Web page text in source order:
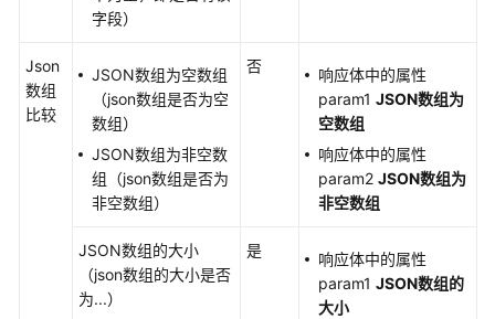
化
用
中
脚
本
鉴
权
字段）
Json
数组
比较
JSON数组为空数组
（json数组是否为空
数组）
JSON数组为非空数
组（json数组是否为
非空数组）
否
响应体中的属性
param1 JSON数组为
空数组
响应体中的属性
param2 JSON数组为
非空数组
JSON数组的大小
（json数组的大小是否
为...）
是
响应体中的属性
param1 JSON数组的
大小